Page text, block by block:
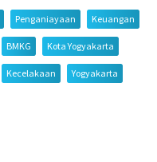
Penganiayaan Keuangan
BMKG Kota Yogyakarta
Kecelakaan Yogyakarta